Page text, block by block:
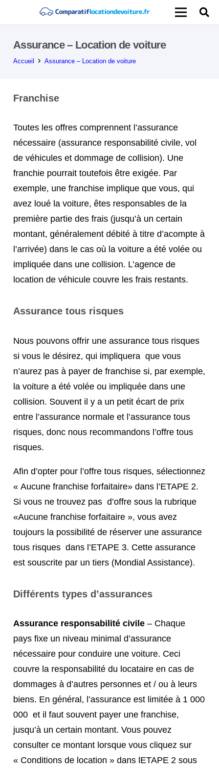
Assurance – Location de voiture
Accueil Assurance – Location de voiture
Franchise
Toutes les offres comprennent l’assurance
nécessaire (assurance responsabilité civile, vol
de véhicules et dommage de collision). Une
franchie pourrait toutefois être exigée. Par
exemple, une franchise implique que vous, qui
avez loué la voiture, êtes responsables de la
première partie des frais (jusqu’à un certain
montant, généralement débité à titre d’acompte à
l’arrivée) dans le cas où la voiture a été volée ou
impliquée dans une collision. L’agence de
location de véhicule couvre les frais restants.
Assurance tous risques
Nous pouvons offrir une assurance tous risques
si vous le désirez, qui impliquera que vous
n’aurez pas à payer de franchise si, par exemple,
la voiture a été volée ou impliquée dans une
collision. Souvent il y a un petit écart de prix
entre l’assurance normale et l’assurance tous
risques, donc nous recommandons l’offre tous
risques.
Afin d’opter pour l’offre tous risques, sélectionnez
« Aucune franchise forfaitaire» dans l’ETAPE 2.
Si vous ne trouvez pas d’offre sous la rubrique
«Aucune franchise forfaitaire », vous avez
toujours la possibilité de réserver une assurance
tous risques dans l’ETAPE 3. Cette assurance
est souscrite par un tiers (Mondial Assistance).
Différents types d’assurances
Assurance responsabilité civile – Chaque
pays fixe un niveau minimal d’assurance
nécessaire pour conduire une voiture. Ceci
couvre la responsabilité du locataire en cas de
dommages à d’autres personnes et / ou à leurs
biens. En général, l’assurance est limitée à 1 000
000  et il faut souvent payer une franchise,
jusqu’à un certain montant. Vous pouvez
consulter ce montant lorsque vous cliquez sur
« Conditions de location » dans lETAPE 2 sous